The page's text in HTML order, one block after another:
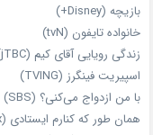
بازیچه (Disney+)
خانواده تایفون (tvN)
زندگی رویایی آقای کیم (jTBC)
اسپیریت فینگرز (TVING)
با من ازدواج می‌کنی؟ (SBS)
همان‌ طور که کنارم ایستادی (Netflix)